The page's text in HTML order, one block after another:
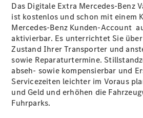
Alle Vito
Vito
Kastenwagen
Vito Mixto
Vito Tourer
Marco Polo
Das Digitale Extra Mercedes-Benz
ist kostenlos und schon mit einem
Mercedes-Benz Kunden-Account
aktivierbar. Es unterrichtet Sie
Zustand Ihrer Transporter und
sowie Reparaturtermine.
abseh- sowie kompensierbar und
Servicezeiten leichter im Voraus
und Geld und erhöhen die
Fuhrparks.